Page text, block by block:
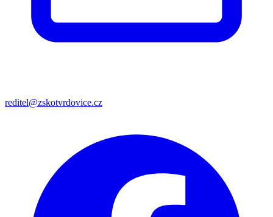
reditel@zskotvrdovice.cz